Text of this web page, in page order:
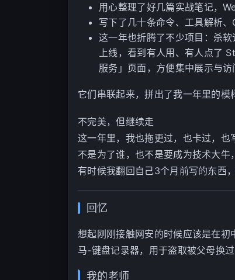
用心整理了好几篇实战笔记，
写下了几十条命令、工具解析、
这一年也折腾了不少项目：杀
上线，看到有人用、有人点了
服务」页面，方便集中展示与访
它们串联起来，拼出了我一年里的模
不完美，但继续走
这一年里，我也拖更过，也卡过，也
不是为了谁，也不是要成为技术大牛
有时候我翻回自己3个月前写的东西
回忆
想起刚刚接触网安的时候应该是在
马-键盘记录器，用于盗取被父母换
我的老师